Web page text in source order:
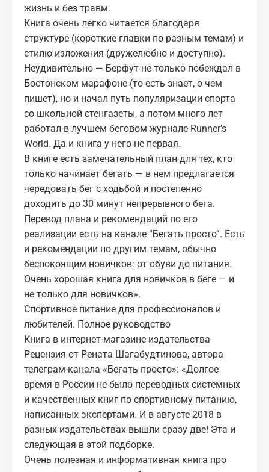
жизнь и без травм.
Книга очень легко читается благодаря
структуре (короткие главки по разным темам) и
стилю изложения (дружелюбно и доступно).
Неудивительно — Берфут не только побеждал в
Бостонском марафоне (то есть знает, о чем
пишет), но и начал путь популяризации спорта
со школьной стенгазеты, а потом много лет
работал в лучшем беговом журнале Runner’s
World. Да и книга у него не первая.
В книге есть замечательный план для тех, кто
только начинает бегать — в нем предлагается
чередовать бег с ходьбой и постепенно
доходить до 30 минут непрерывного бега.
Перевод плана и рекомендаций по его
реализации есть на канале “Бегать просто”. Есть
и рекомендации по другим темам, обычно
беспокоящим новичков: от обуви до питания.
Очень хорошая книга для новичков в беге — и
не только для новичков».
Спортивное питание для профессионалов и
любителей. Полное руководство
Книга в интернет-магазине издательства
Рецензия от Рената Шагабудтинова, автора
телеграм-канала «Бегать просто»: «Долгое
время в России не было переводных системных
и качественных книг по спортивному питанию,
написанных экспертами. И в августе 2018 в
разных издательствах вышли сразу две! Эта и
следующая в этой подборке.
Очень полезная и информативная книга про